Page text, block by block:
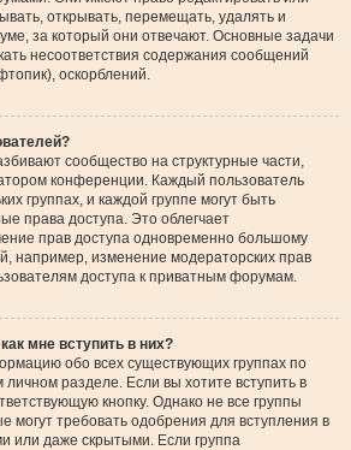
открывать, перемещать, удалять и
за который они отвечают. Основные задачи
несоответствия содержания сообщений
оскорблений.
сообщество на структурные части,
конференции. Каждый пользователь
группах, и каждой группе могут быть
права доступа. Это облегчает
прав доступа одновременно большому
например, изменение модераторских прав
доступа к приватным форумам.
мне вступить в них?
обо всех существующих группах по
разделе. Если вы хотите вступить в
кнопку. Однако не все группы
могут требовать одобрения для вступления в
или даже скрытыми. Если группа